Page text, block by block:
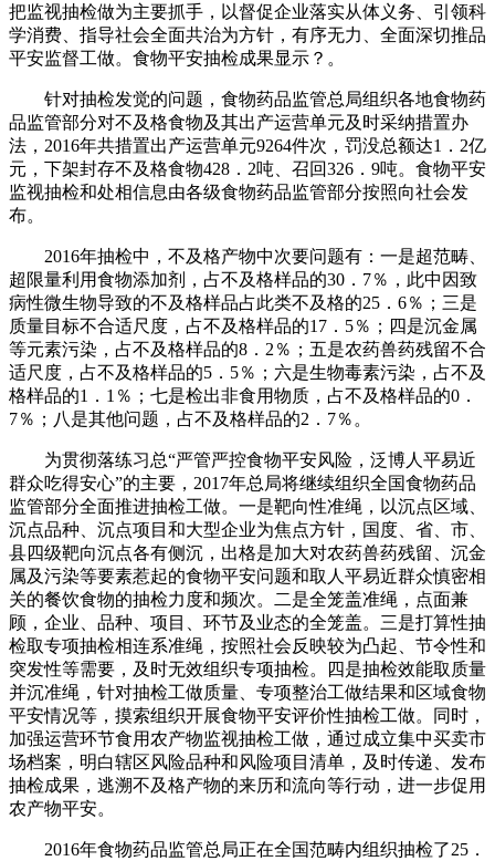
把监视抽检做为主要抓手，以督促企业落实从体义务、引领科
学消费、指导社会全面共治为方针，有序无力、全面深切推品
平安监督工做。食物平安抽检成果显示？。
针对抽检发觉的问题，食物药品监管总局组织各地食物药
品监管部分对不及格食物及其出产运营单元及时采纳措置办
法，2016年共措置出产运营单元9264件次，罚没总额达1．2亿
元，下架封存不及格食物428．2吨、召回326．9吨。食物平安
监视抽检和处相信息由各级食物药品监管部分按照向社会发
布。
2016年抽检中，不及格产物中次要问题有：一是超范畴、
超限量利用食物添加剂，占不及格样品的30．7％，此中因致
病性微生物导致的不及格样品占此类不及格的25．6％；三是
质量目标不合适尺度，占不及格样品的17．5％；四是沉金属
等元素污染，占不及格样品的8．2％；五是农药兽药残留不合
适尺度，占不及格样品的5．5％；六是生物毒素污染，占不及
格样品的1．1％；七是检出非食用物质，占不及格样品的0．
7％；八是其他问题，占不及格样品的2．7％。
为贯彻落练习总“严管严控食物平安风险，泛博人平易近
群众吃得安心”的主要，2017年总局将继续组织全国食物药品
监管部分全面推进抽检工做。一是靶向性准绳，以沉点区域、
沉点品种、沉点项目和大型企业为焦点方针，国度、省、市、
县四级靶向沉点各有侧沉，出格是加大对农药兽药残留、沉金
属及污染等要素惹起的食物平安问题和取人平易近群众慎密相
关的餐饮食物的抽检力度和频次。二是全笼盖准绳，点面兼
顾，企业、品种、项目、环节及业态的全笼盖。三是打算性抽
检取专项抽检相连系准绳，按照社会反映较为凸起、节令性和
突发性等需要，及时无效组织专项抽检。四是抽检效能取质量
并沉准绳，针对抽检工做质量、专项整治工做结果和区域食物
平安情况等，摸索组织开展食物平安评价性抽检工做。同时，
加强运营环节食用农产物监视抽检工做，通过成立集中买卖市
场档案，明白辖区风险品种和风险项目清单，及时传递、发布
抽检成果，逃溯不及格产物的来历和流向等行动，进一步促用
农产物平安。
2016年食物药品监管总局正在全国范畴内组织抽检了25．